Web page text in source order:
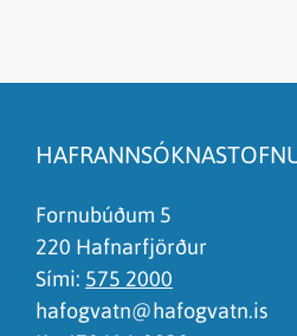
Það er of mikið efni á
Ég skil ekki efnið, finnst það
Fornubúðum 5
220 Hafnarfjörður
Sími: 575 2000
hafogvatn@hafogvatn.is